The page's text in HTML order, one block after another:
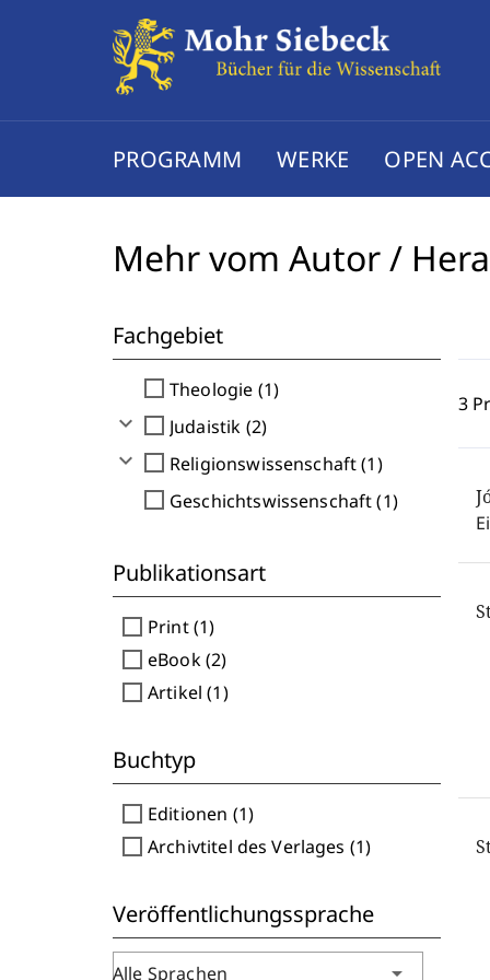
PROGRAMM WERKE OPEN
Mehr vom Autor /
Fachgebiet
check_box_outline_blank Theologie (1)
expand_more check_box_outline_blank Judaistik (2)
expand_more check_box_outline_blank Religionswissenschaft (1)
check_box_outline_blank Geschichtswissenschaft (1)
Publikationsart
check_box_outline_blank Print (1)
check_box_outline_blank eBook (2)
check_box_outline_blank Artikel (1)
Buchtyp
check_box_outline_blank Editionen (1)
check_box_outline_blank Archivtitel des Verlages (1)
Veröffentlichungssprache
Alle Sprachen arrow_drop_down
3